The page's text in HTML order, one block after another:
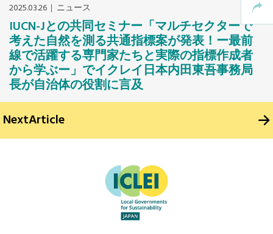
2025.03.26 ニュース
IUCN-Jとの共同セミナー「マルチセクターで
考えた自然を測る共通指標案が発表！ー最前
線で活躍する専門家たちと実際の指標作成者
から学ぶー」でイクレイ日本内田東吾事務局
長が自治体の役割に言及
NextArticle